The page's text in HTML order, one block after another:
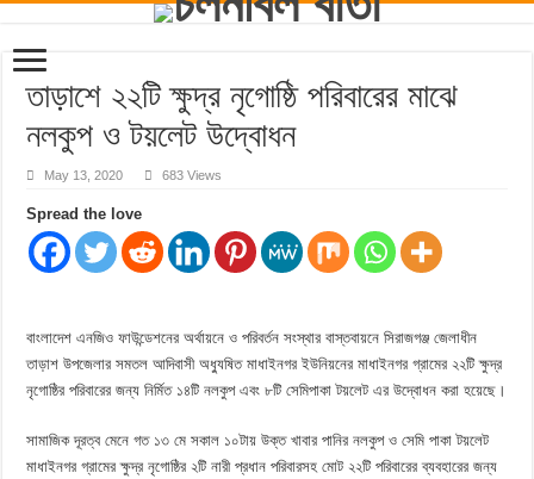
তাড়াশে ২২টি ক্ষুদ্র নৃগোষ্ঠি পরিবারের মাঝে
নলকুপ ও টয়লেট উদ্বোধন
May 13, 2020 683 Views
Spread the love
বাংলাদেশ এনজিও ফাউন্ডেশনের অর্থায়নে ও পরিবর্তন সংস্থার বাস্তবায়নে সিরাজগঞ্জ জেলাধীন
তাড়াশ উপজেলার সমতল আদিবাসী অধ্যুষিত মাধাইনগর ইউনিয়নের মাধাইনগর গ্রামের ২২টি ক্ষুদ্র
নৃগোষ্ঠির পরিবারের জন্য নির্মিত ১৪টি নলকুপ এবং ৮টি সেমিপাকা টয়লেট এর উদ্বোধন করা হয়েছে।
সামাজিক দূরত্ব মেনে গত ১৩ মে সকাল ১০টায় উক্ত খাবার পানির নলকুপ ও সেমি পাকা টয়লেট
মাধাইনগর গ্রামের ক্ষুদ্র নৃগোষ্ঠির ২টি নারী প্রধান পরিবারসহ মোট ২২টি পরিবারের ব্যবহারের জন্য